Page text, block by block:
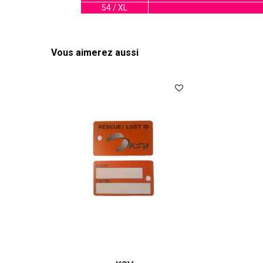
54 / XL
Vous aimerez aussi